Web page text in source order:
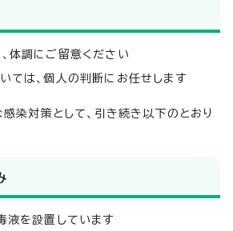
体調にご留意ください
ては、個人の判断にお任せします
染対策として、引き続き以下のとおり
液を設置しています